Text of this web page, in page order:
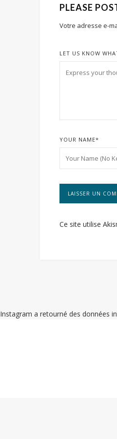
PLEASE
Votre adresse e-
LET US KNOW
YOUR NAME*
Ce site utilise
Instagram a retourné des données